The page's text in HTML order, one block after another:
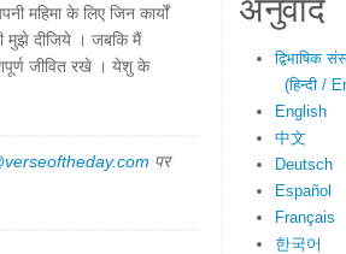
महिमा के लिए जिन कार्यों
मुझे दीजिये । जबकि मैं
जीवित रखे । येशु के
पर
द्विभाषिक
(हिन्दी /
English
中文
Deutsch
Español
Français
한국어